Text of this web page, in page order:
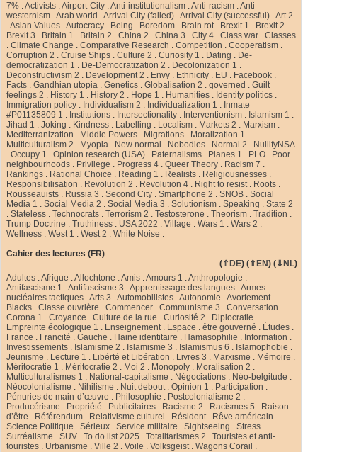
7% .Activists .Airport-City .Anti-institutionalism .Anti-racism .Anti-
westernism .Arab world .Arrival City (failed) .Arrival City (successful) .Art 2
.Asian Values .Autocracy . Being . Boredom . Brain rot. Brexit 1 . Brexit 2 .
Brexit 3 . Britain 1 . Britain 2 .China 2 .China 3 .City 4 .Class war .Classes
.Climate Change .Comparative Research .Competition .Cooperatism .
Corruption 2 .Cruise Ships .Culture 2 .Curiosity 1 . Dating . De-
democratization 1 . De-Democratization 2 . Decolonization 1 .
Deconstructivism 2 . Development 2 . Envy . Ethnicity . EU . Facebook .
Facts .Gandhian utopia .Genetics .Globalisation 2 .governed .Guilt
feelings 2 . History 1 . History 2 . Hope 1 . Humanities . Identity politics .
Immigration policy . Individualism 2 . Individualization 1 . Inmate
#P01135809 1 . Institutions . Intersectionality . Interventionism . Islamism 1 .
Jihad 1 .Joking . Kindness . Labelling . Localism . Markets 2 . Marxism .
Mediterranization . Middle Powers . Migrations . Moralization 1 .
Multiculturalism 2 . Myopia . New normal . Nobodies . Normal 2 . NullifyNSA
.Occupy 1 .Opinion research (USA) . Paternalisms . Planes 1 . PLO . Poor
neighbourhoods . Privilege . Progress 4 .Queer Theory . Racism 7 .
Rankings . Rational Choice . Reading 1 . Realists . Religiousnesses .
Responsibilisation . Revolution 2 . Revolution 4 . Right to resist. Roots .
Rousseauists . Russia 3 .Second City .Smartphone 2 .SNOB .Social
Media 1 .Social Media 2 .Social Media 3 .Solutionism .Speaking .State 2
.Stateless .Technocrats .Terrorism 2 .Testosterone .Theorism .Tradition .
Trump Doctrine .Truthiness . USA 2022 .Village .Wars 1 .Wars 2 .
Wellness .West 1 .West 2 .White Noise .
Cahier des lectures (FR)
(⇑DE) (⇑EN) (⇓NL)
Adultes .Afrique .Allochtone .Amis .Amours 1 .Anthropologie .
Antifascisme 1 .Antifascisme 3 .Apprentissage des langues .Armes
nucléaires tactiques .Arts 3 .Automobilistes .Autonomie .Avortement.
Blacks .Classe ouvrière .Commencer .Communisme 3 .Conversation .
Corona 1 .Croyance .Culture de la rue .Curiosité 2 . Diplocratie .
Empreinte écologique 1 . Enseignement. Espace .être gouverné . Études .
France . Francité .Gauche . Haine identitaire . Hamasophilie . Information .
Investissements . Islamisme 2 . Islamisme 3 . Islamismus 6 . Islamophobie .
Jeunisme . Lecture 1 . Libérté et Libération . Livres 3 . Marxisme . Mémoire .
Méritocratie 1 . Méritocratie 2 . Moi 2 . Monopoly . Moralisation 2 .
Multiculturalismes 1 . National-capitalisme . Négociations . Néo-belgitude .
Néocolonialisme . Nihilisme . Nuit debout.Opinion 1 . Participation .
Pénuries de main-d’œuvre . Philosophie . Postcolonialisme 2 .
Producérisme . Propriété . Publicitaires . Racisme 2 . Racismes 5 . Raison
d’être . Référendum . Relativisme culturel . Résident. Rêve américain .
Science Politique .Sérieux .Service militaire .Sightseeing .Stress .
Surréalisme .SUV .To do list 2025 .Totalitarismes 2 .Touristes et anti-
touristes . Urbanisme .Ville 2 .Voile .Volksgeist.Wagons Corail .